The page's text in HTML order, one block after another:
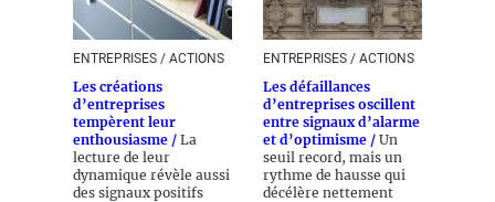
ENTREPRISES / ACTIONS
Les créations
d’entreprises
tempèrent leur
enthousiasme / La
lecture de leur
dynamique révèle aussi
des signaux positifs
ENTREPRISES / ACTIONS
Les défaillances
d’entreprises oscillent
entre signaux d’alarme
et d’optimisme / Un
seuil record, mais un
rythme de hausse qui
décélère nettement